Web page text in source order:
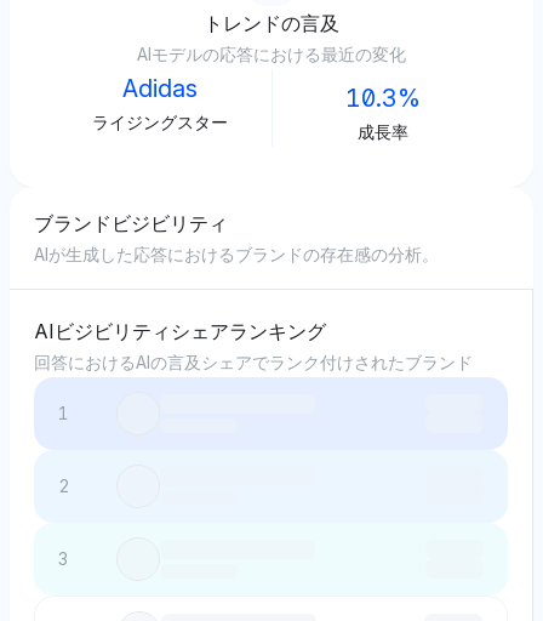
トレンドの言及
AIモデルの応答における最近の変化
Adidas
ライジングスター
10.3%
成長率
ブランドビジビリティ
AIが生成した応答におけるブランドの存在感の分析。
AIビジビリティシェアランキング
回答におけるAIの言及シェアでランク付けされたブランド
1
2
3